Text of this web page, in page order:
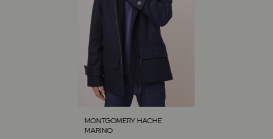
MONTGOMERY HACHE
MARINO